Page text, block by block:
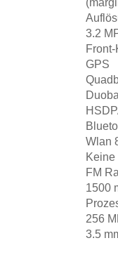
3.2
GPS
Wlan
Keine
FM
1500
256
3.5